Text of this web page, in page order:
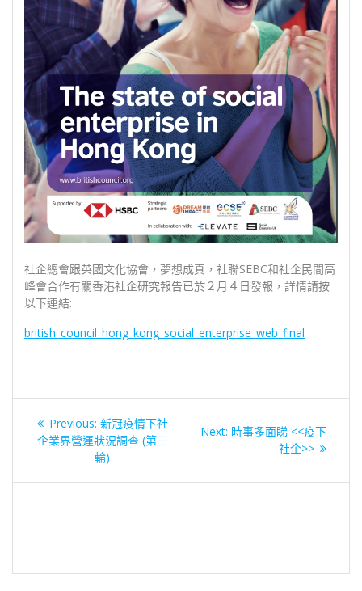
社企總會跟英國文化協會，夢想成真，社聯SEBC和社企民間高
峰會合作有關香港社企研究報告已於２月４日發報，詳情請按
以下連結:
british_council_hong_kong_social_enterprise_web_final
文
章
導
Previous: Previous
post:
新冠疫情下社
企業界營運狀況調查 (第三
輪)
Next: Next
時事多面睇 <<疫下
社企>>